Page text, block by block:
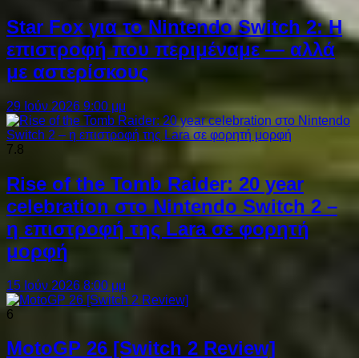
Star Fox για το Nintendo Switch 2: Η
επιστροφή που περιμέναμε — αλλά
με αστερίσκους
29 Ιούν 2026 9:00 μμ
7.8
Rise of the Tomb Raider: 20 year
celebration στο Nintendo Switch 2 –
η επιστροφή της Lara σε φορητή
μορφή
15 Ιούν 2026 8:00 μμ
6
MotoGP 26 [Switch 2 Review]